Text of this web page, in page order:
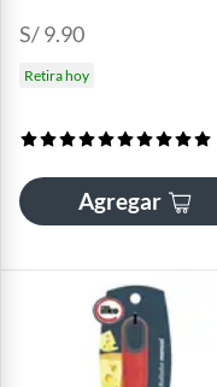
S/ 9.90
Retira hoy
Agregar